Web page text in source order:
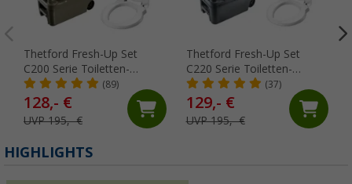
Thetford Fresh-Up Set
C200 Serie Toiletten-
Aufbereitungsset 2 teilig
(89)
128,- €
UVP 195,- €
Thetford Fresh-Up Set
C220 Serie Toiletten-
Aufbereitungsset 2 teilig
(37)
129,- €
UVP 195,- €
HIGHLIGHTS